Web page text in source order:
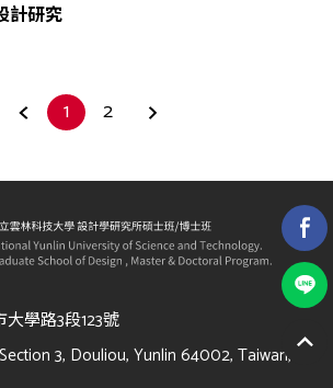
計研究
1 2
學路3段123號
3, Douliou, Yunlin 64002, Taiwan,